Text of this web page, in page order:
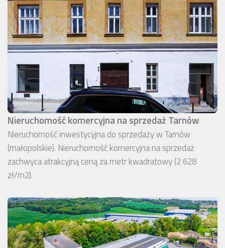
Nieruchomość komercyjna na sprzedaż Tarnów
Nieruchomość inwestycyjna do sprzedaży w Tarnów
(małopolskie). Nieruchomość komercyjna na sprzedaż
zachwyca atrakcyjną ceną za metr kwadratowy (2 628
zł/m2).